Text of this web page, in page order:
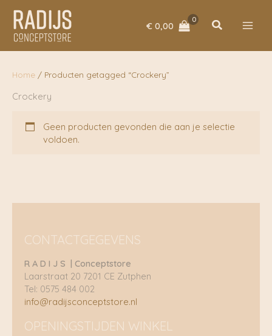
naar
inhoud
€ 0,00 Zoeken
Home / Producten getagged “Crockery”
Crockery
Geen producten gevonden die aan je selectie
voldoen.
CONTACTGEGEVENS
R A D I J S | Conceptstore
Laarstraat 20 7201 CE Zutphen
Tel: 0575 484 002
info@radijsconceptstore.nl
OPENINGSTIJDEN WINKEL